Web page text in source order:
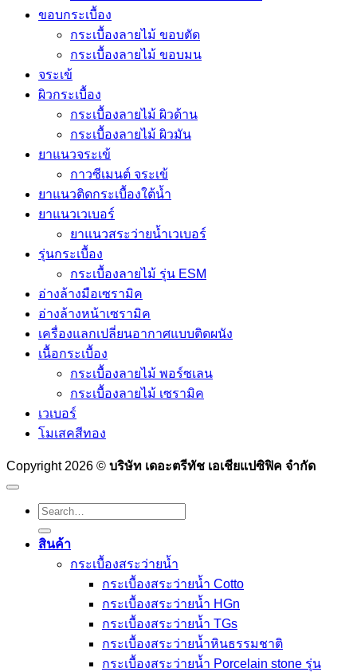
ขอบกระเบื้อง
กระเบื้องลายไม้ ขอบตัด
กระเบื้องลายไม้ ขอบมน
จระเข้
ผิวกระเบื้อง
กระเบื้องลายไม้ ผิวด้าน
กระเบื้องลายไม้ ผิวมัน
ยาแนวจระเข้
กาวซีเมนต์ จระเข้
ยาแนวติดกระเบื้องใต้น้ำ
ยาแนวเวเบอร์
ยาแนวสระว่ายน้ำเวเบอร์
รุ่นกระเบื้อง
กระเบื้องลายไม้ รุ่น ESM
อ่างล้างมือเซรามิค
อ่างล้างหน้าเซรามิค
เครื่องแลกเปลี่ยนอากาศแบบติดผนัง
เนื้อกระเบื้อง
กระเบื้องลายไม้ พอร์ซเลน
กระเบื้องลายไม้ เซรามิค
เวเบอร์
โมเสคสีทอง
Copyright 2026 © บริษัท เดอะตรีทัช เอเชียแปซิฟิค จำกัด
Search
for:
สินค้า
กระเบื้องสระว่ายนํ้า
กระเบื้องสระว่ายน้ำ Cotto
กระเบื้องสระว่ายน้ำ HGn
กระเบื้องสระว่ายน้ำ TGs
กระเบื้องสระว่ายน้ำหินธรรมชาติ
กระเบื้องสระว่ายนํ้า Porcelain stone รุ่น